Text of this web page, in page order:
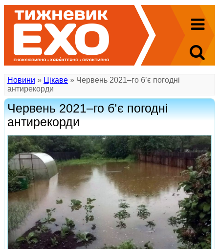
Новини » Цікаве » Червень 2021–го б’є погодні
антирекорди
Червень 2021–го б’є погодні
антирекорди